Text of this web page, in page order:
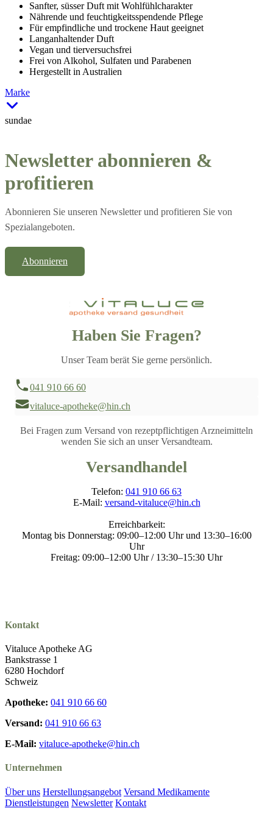
Sanfter, süsser Duft mit Wohlfühlcharakter
Nährende und feuchtigkeitsspendende Pflege
Für empfindliche und trockene Haut geeignet
Langanhaltender Duft
Vegan und tierversuchsfrei
Frei von Alkohol, Sulfaten und Parabenen
Hergestellt in Australien
Marke
sundae
Newsletter abonnieren &
profitieren
Abonnieren Sie unseren Newsletter und profitieren Sie von
Spezialangeboten.
Abonnieren
Haben Sie Fragen?
Unser Team berät Sie gerne persönlich.
041 910 66 60
vitaluce-apotheke@hin.ch
Bei Fragen zum Versand von rezeptpflichtigen Arzneimitteln
wenden Sie sich an unser Versandteam.
Versandhandel
Telefon: 041 910 66 63
E-Mail: versand-vitaluce@hin.ch
Erreichbarkeit:
Montag bis Donnerstag: 09:00–12:00 Uhr und 13:30–16:00
Uhr
Freitag: 09:00–12:00 Uhr / 13:30–15:30 Uhr
Kontakt
Vitaluce Apotheke AG
Bankstrasse 1
6280 Hochdorf
Schweiz
Apotheke: 041 910 66 60
Versand: 041 910 66 63
E-Mail: vitaluce-apotheke@hin.ch
Unternehmen
Über uns Herstellungsangebot Versand Medikamente
Dienstleistungen Newsletter Kontakt